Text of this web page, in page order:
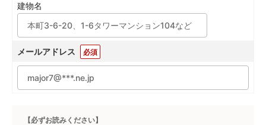
建物名
メールアドレス 必須
【必ずお読みください】